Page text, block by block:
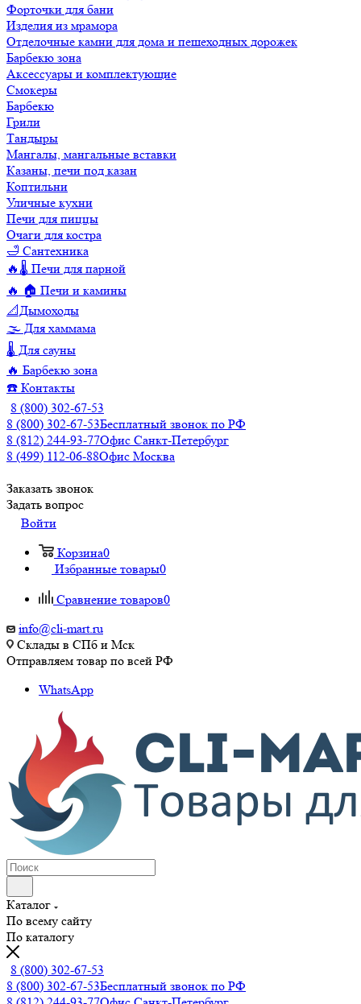
Форточки для бани
Изделия из мрамора
Отделочные камни для дома и пешеходных дорожек
Барбекю зона
Аксессуары и комплектующие
Смокеры
Барбекю
Грили
Тандыры
Мангалы, мангальные вставки
Казаны, печи под казан
Коптильни
Уличные кухни
Печи для пиццы
Очаги для костра
🛁 Сантехника
🔥🌡️ Печи для парной
🔥 🏠 Печи и камины
📐Дымоходы
🌫️ Для хаммама
🌡️ Для сауны
🔥 Барбекю зона
☎️ Контакты
8 (800) 302-67-53
8 (800) 302-67-53Бесплатный звонок по РФ
8 (812) 244-93-77Офис Санкт-Петербург
8 (499) 112-06-88Офис Москва
Заказать звонок
Задать вопрос
Войти
Корзина0
Избранные товары0
Сравнение товаров0
info@cli-mart.ru
Склады в СПб и Мск
Отправляем товар по всей РФ
WhatsApp
Каталог
По всему сайту
По каталогу
8 (800) 302-67-53
8 (800) 302-67-53Бесплатный звонок по РФ